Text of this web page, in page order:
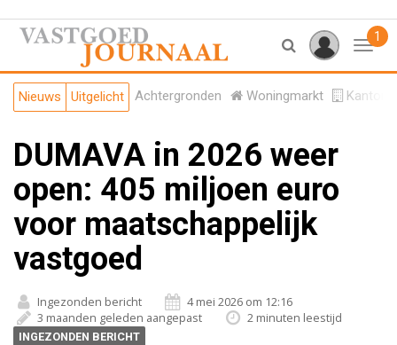
1
Nieuws Uitgelicht Achtergronden Woningmarkt
DUMAVA in 2026 weer
open: 405 miljoen euro
voor maatschappelijk
vastgoed
Ingezonden bericht
4 mei 2026 om 12:16
3 maanden geleden aangepast
2 minuten leestijd
INGEZONDEN BERICHT